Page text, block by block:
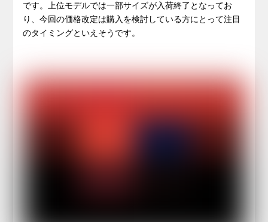
です。上位モデルでは一部サイズが入荷終了となってお
り、今回の価格改定は購入を検討している方にとって注目
のタイミングといえそうです。